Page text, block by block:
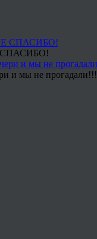
и мы не прогадали!!!